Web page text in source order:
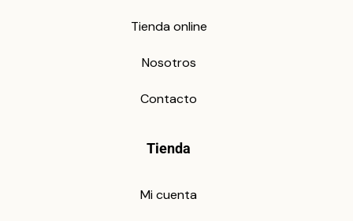
Tienda online
Nosotros
Contacto
Tienda
Mi cuenta